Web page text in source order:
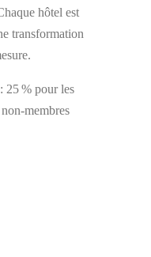
hôtel est
transformation
25 % pour les
membres